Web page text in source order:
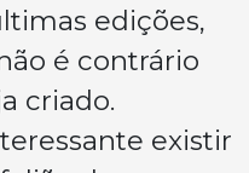
edições,
é contrário
criado.
existir